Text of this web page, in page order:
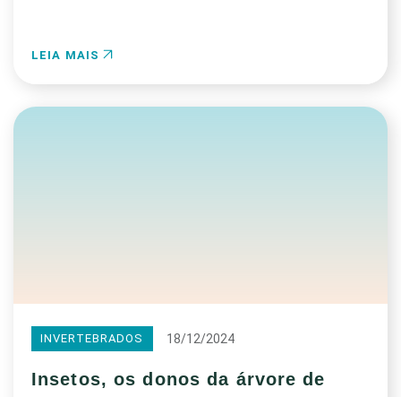
LEIA MAIS
INVERTEBRADOS 18/12/2024
Insetos, os donos da árvore de